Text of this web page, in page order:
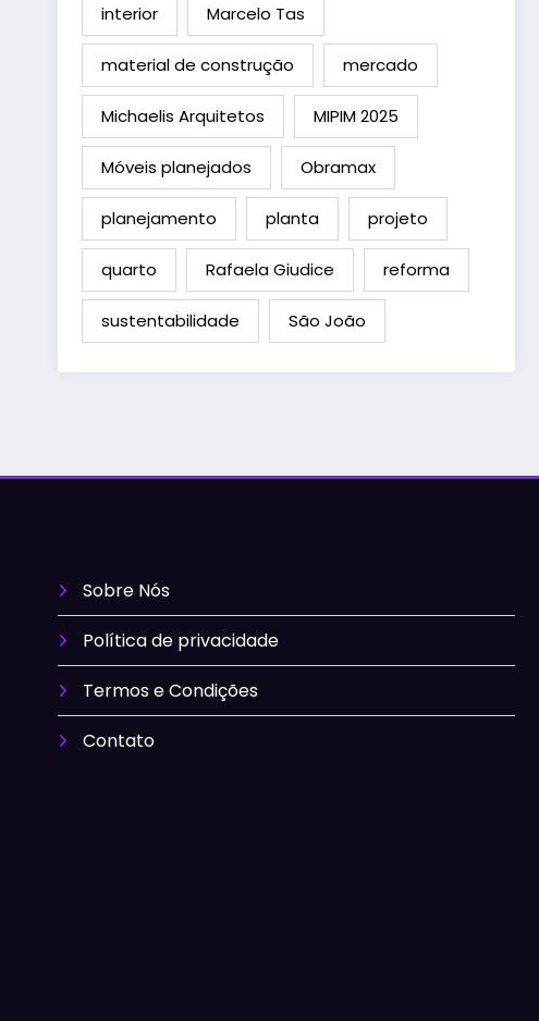
interior Marcelo Tas
material de construção mercado
Michaelis Arquitetos MIPIM 2025
Móveis planejados Obramax
planejamento planta projeto
quarto Rafaela Giudice reforma
sustentabilidade São João
Sobre Nós
Política de privacidade
Termos e Condições
Contato